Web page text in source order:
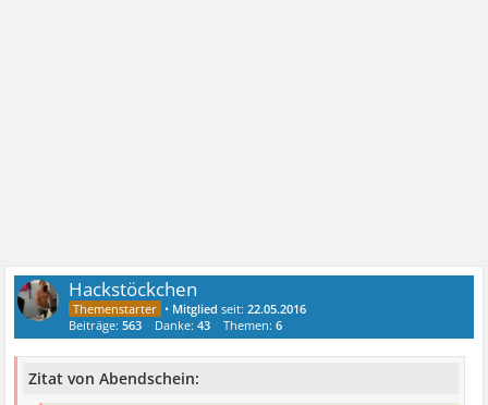
Hackstöckchen
• Mitglied seit:22.05.2016
Beiträge:563 Danke:43 Themen:6
Zitat von Abendschein: